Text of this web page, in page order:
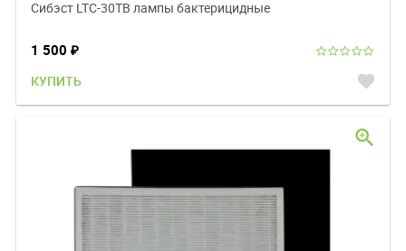
Сибэст LTC-30TB лампы бактерицидные
1 500 ₽
КУПИТЬ favorite
zoom_in